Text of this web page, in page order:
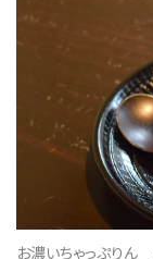
お濃いちゃっぷりん